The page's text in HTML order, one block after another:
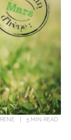
IRENE 5 MIN READ